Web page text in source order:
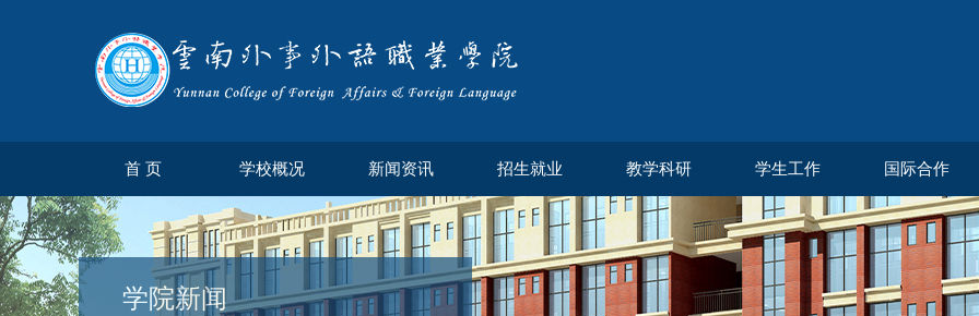
首 页 学校概况 新闻资讯 招生就业 教学科研 学生工作 国际合作
学院新闻